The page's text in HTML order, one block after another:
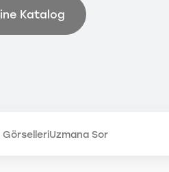
Katalog
GörselleriUzmana Sor